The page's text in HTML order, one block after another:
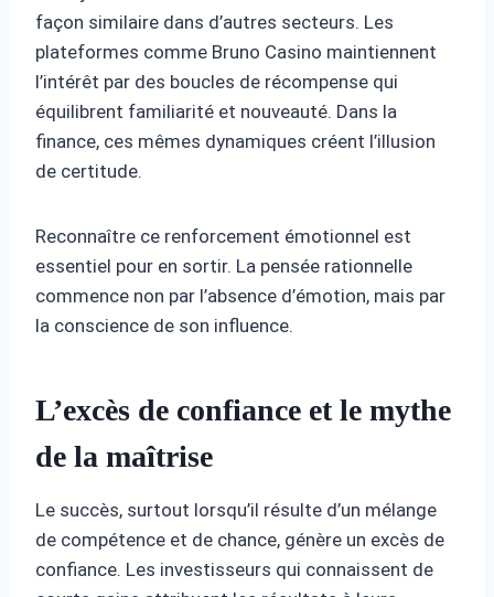
façon similaire dans d’autres secteurs. Les
plateformes comme Bruno Casino maintiennent
l’intérêt par des boucles de récompense qui
équilibrent familiarité et nouveauté. Dans la
finance, ces mêmes dynamiques créent l’illusion
de certitude.
Reconnaître ce renforcement émotionnel est
essentiel pour en sortir. La pensée rationnelle
commence non par l’absence d’émotion, mais par
la conscience de son influence.
L’excès de confiance et le mythe
de la maîtrise
Le succès, surtout lorsqu’il résulte d’un mélange
de compétence et de chance, génère un excès de
confiance. Les investisseurs qui connaissent de